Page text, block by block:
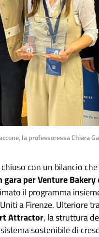
la professoressa Chiara
con un bilancio
gara per Venture Bakery
il programma
a Firenze. Ulteriore
Attractor, la struttura
sostenibile di